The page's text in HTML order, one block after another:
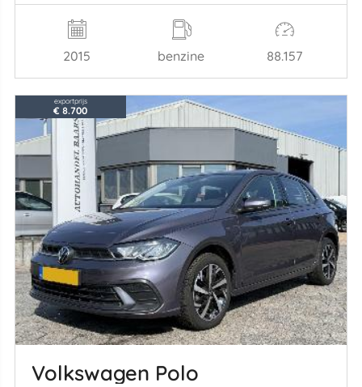
2015 benzine 88.157
exportprijs
€ 8.700
Volkswagen Polo